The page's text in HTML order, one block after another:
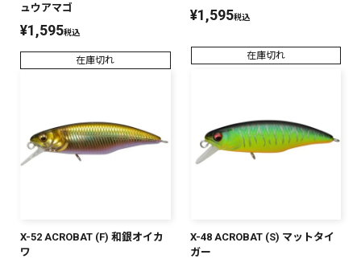
ュウアマゴ
¥1,595税込
在庫切れ
¥1,595税込
在庫切れ
X-52 ACROBAT (F) 和銀オイカ
ワ
X-48 ACROBAT (S) マットタイ
ガー